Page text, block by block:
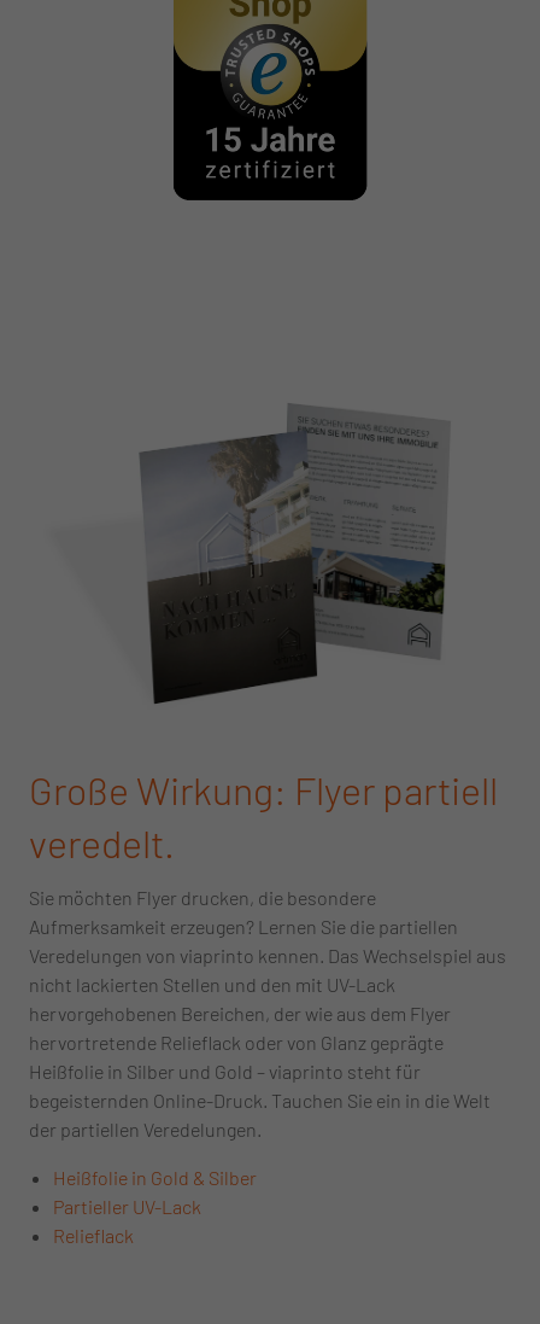
Große Wirkung: Flyer partiell
veredelt.
Sie möchten Flyer drucken, die besondere
Aufmerksamkeit erzeugen? Lernen Sie die partiellen
Veredelungen von viaprinto kennen. Das Wechselspiel aus
nicht lackierten Stellen und den mit UV-Lack
hervorgehobenen Bereichen, der wie aus dem Flyer
hervortretende Relieflack oder von Glanz geprägte
Heißfolie in Silber und Gold – viaprinto steht für
begeisternden Online-Druck. Tauchen Sie ein in die Welt
der partiellen Veredelungen.
Heißfolie in Gold & Silber
Partieller UV-Lack
Relieflack